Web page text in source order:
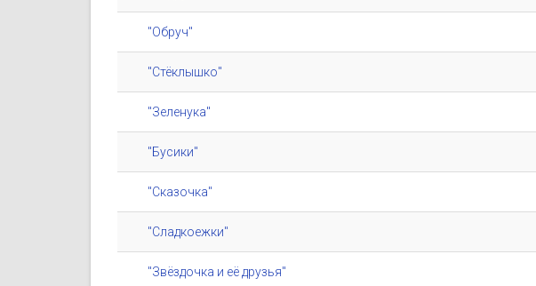
"Обруч"
"Стёклышко"
"Зеленука"
"Бусики"
"Сказочка"
"Сладкоежки"
"Звёздочка и её друзья"